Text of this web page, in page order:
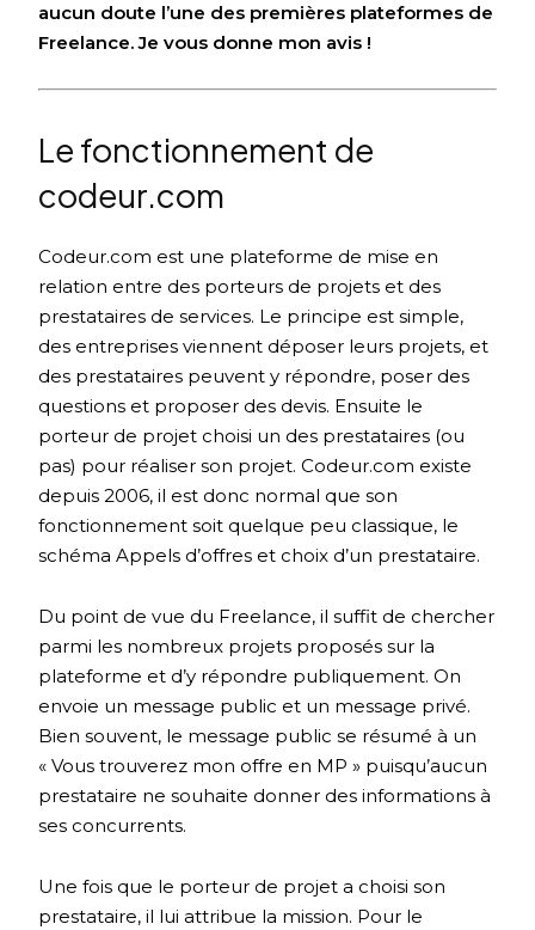
aucun doute l’une des premières plateformes de
Freelance. Je vous donne mon avis !
Le fonctionnement de
codeur.com
Codeur.com est une plateforme de mise en
relation entre des porteurs de projets et des
prestataires de services. Le principe est simple,
des entreprises viennent déposer leurs projets, et
des prestataires peuvent y répondre, poser des
questions et proposer des devis. Ensuite le
porteur de projet choisi un des prestataires (ou
pas) pour réaliser son projet. Codeur.com existe
depuis 2006, il est donc normal que son
fonctionnement soit quelque peu classique, le
schéma Appels d’offres et choix d’un prestataire.
Du point de vue du Freelance, il suffit de chercher
parmi les nombreux projets proposés sur la
plateforme et d’y répondre publiquement. On
envoie un message public et un message privé.
Bien souvent, le message public se résumé à un
« Vous trouverez mon offre en MP » puisqu’aucun
prestataire ne souhaite donner des informations à
ses concurrents.
Une fois que le porteur de projet a choisi son
prestataire, il lui attribue la mission. Pour le